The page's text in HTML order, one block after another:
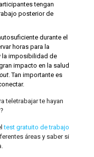
tengan
posterior de
durante el
horas para la
la imposibilidad de
impacto en la salud
. Tan importante es
teletrabajar te hayan
test gratuito de trabajo
áreas y saber si